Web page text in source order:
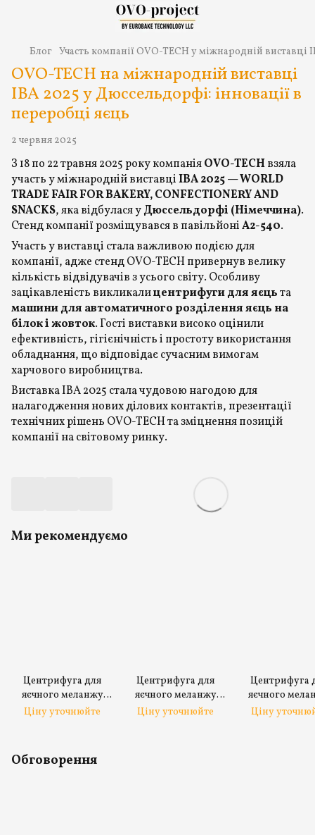
Блог Участь компанії OVO-TECH у міжнародній
OVO-TECH на міжнародній виставці
IBA 2025 у Дюссельдорфі: інновації в
переробці яєць
2 червня 2025
З 18 по 22 травня 2025 року компаніяOVO-TECHвзяла
участь у міжнародній виставціIBA 2025 — WORLD
TRADE FAIR FOR BAKERY, CONFECTIONERY AND
SNACKS, яка відбулася уДюссельдорфі (Німеччина).
Стенд компанії розміщувався в павільйоніA2-540.
Участь у виставці стала важливою подією для
компанії, адже стенд OVO-TECH привернув велику
кількість відвідувачів з усього світу. Особливу
зацікавленість викликалицентрифуги для яєцьта
машини для автоматичного розділення яєць на
білок і жовток. Гості виставки високо оцінили
ефективність, гігієнічність і простоту використання
обладнання, що відповідає сучасним вимогам
харчового виробництва.
Виставка IBA 2025 стала чудовою нагодою для
налагодження нових ділових контактів, презентації
технічних рішень OVO-TECH та зміцнення позицій
компанії на світовому ринку.
Ми рекомендуємо
Центрифуга для
яєчного меланжу
UDTJ-10
Ціну уточнюйте
Центрифуга для
яєчного меланжу
UDTJ-150
Ціну уточнюйте
Центрифуга
яєчного
UDTJ-500
Ціну
Обговорення